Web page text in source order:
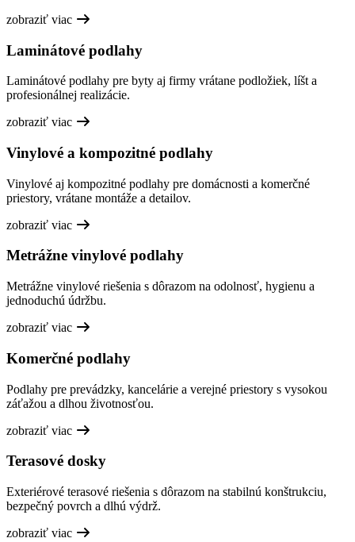
zobraziť viac
Laminátové podlahy
Laminátové podlahy pre byty aj firmy vrátane podložiek, líšt a
profesionálnej realizácie.
zobraziť viac
Vinylové a kompozitné podlahy
Vinylové aj kompozitné podlahy pre domácnosti a komerčné
priestory, vrátane montáže a detailov.
zobraziť viac
Metrážne vinylové podlahy
Metrážne vinylové riešenia s dôrazom na odolnosť, hygienu a
jednoduchú údržbu.
zobraziť viac
Komerčné podlahy
Podlahy pre prevádzky, kancelárie a verejné priestory s vysokou
záťažou a dlhou životnosťou.
zobraziť viac
Terasové dosky
Exteriérové terasové riešenia s dôrazom na stabilnú konštrukciu,
bezpečný povrch a dlhú výdrž.
zobraziť viac